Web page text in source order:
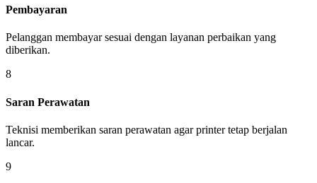
Pembayaran
Pelanggan membayar sesuai dengan layanan perbaikan yang
diberikan.
8
Saran Perawatan
Teknisi memberikan saran perawatan agar printer tetap berjalan
lancar.
9